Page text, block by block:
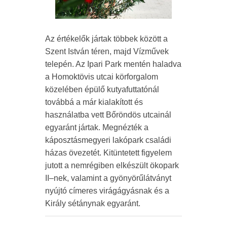
Az értékelők jártak többek között a
Szent István téren, majd Vízművek
telepén. Az Ipari Park mentén haladva
a Homoktövis utcai körforgalom
közelében épülő kutyafuttatónál
továbbá a már kialakított és
használatba vett Bőröndös utcainál
egyaránt jártak. Megnézték a
káposztásmegyeri lakópark családi
házas övezetét. Kitüntetett figyelem
jutott a nemrégiben elkészült ökopark
II–nek, valamint a gyönyörűlátványt
nyújtó címeres virágágyásnak és a
Király sétánynak egyaránt.